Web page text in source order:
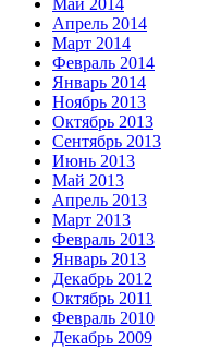
Май 2014
Апрель 2014
Март 2014
Февраль 2014
Январь 2014
Ноябрь 2013
Октябрь 2013
Сентябрь 2013
Июнь 2013
Май 2013
Апрель 2013
Март 2013
Февраль 2013
Январь 2013
Декабрь 2012
Октябрь 2011
Февраль 2010
Декабрь 2009